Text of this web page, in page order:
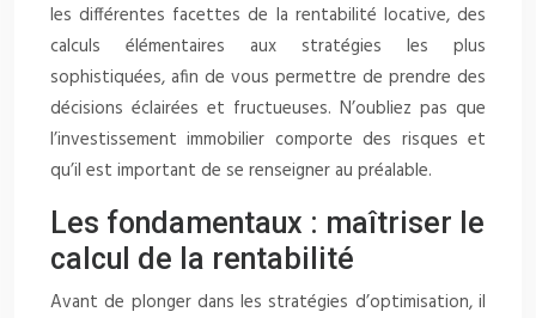
les différentes facettes de la rentabilité locative, des
calculs élémentaires aux stratégies les plus
sophistiquées, afin de vous permettre de prendre des
décisions éclairées et fructueuses. N’oubliez pas que
l’investissement immobilier comporte des risques et
qu’il est important de se renseigner au préalable.
Les fondamentaux : maîtriser le
calcul de la rentabilité
Avant de plonger dans les stratégies d’optimisation, il